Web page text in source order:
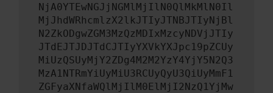
NjA0YTEwNGJjNGMlMjIlN0QlMkMlN0Il
MjJhdWRhcmlzX2lkJTIyJTNBJTIyNjBl
N2ZkODgwZGM3MzQzMDIxMzcyNDVjJTIy
JTdEJTJDJTdCJTIyYXVkYXJpc19pZCUy
MiUzQSUyMjY2ZDg4M2M2YzY4YjY5N2Q3
MzA1NTRmYiUyMiU3RCUyQyU3QiUyMmF1
ZGFyaXNfaWQlMjIlM0ElMjI2NzQ1YjMw